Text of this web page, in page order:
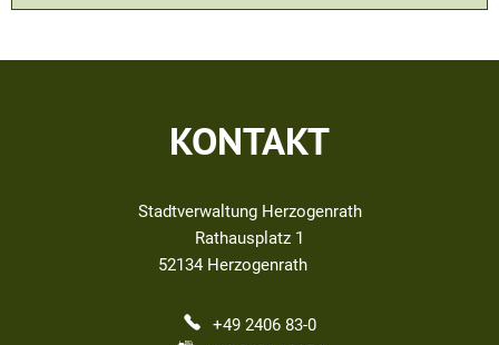
KONTAKT
Stadtverwaltung Herzogenrath
Rathausplatz 1
52134 Herzogenrath
+49 2406 83-0